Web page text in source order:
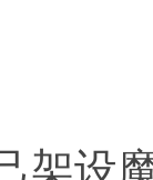
架设